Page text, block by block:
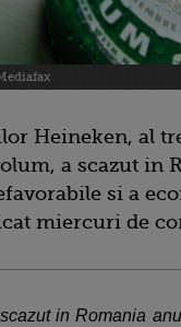
Heineken, al
a scazut in
si a
miercuri de
in Romania